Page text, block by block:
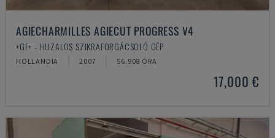
AGIECHARMILLES AGIECUT PROGRESS V4
+GF+ - HUZALOS SZIKRAFORGÁCSOLÓ GÉP
HOLLANDIA 2007 56.908 ÓRA
17,000 €